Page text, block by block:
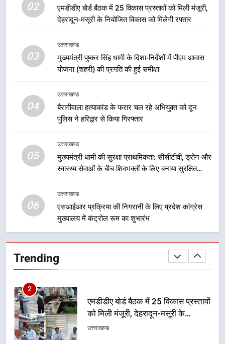
02
एमडीडीए बोर्ड बैठक में 25 विकास प्रस्तावों को मिली मंजूरी,
देहरादून-मसूरी के नियोजित विकास को मिलेगी रफ्तार
03
उत्तराखण्ड
मुख्यमंत्री पुष्कर सिंह धामी के दिशा-निर्देशों में पीएम आवास
योजना (शहरी) की प्रगति की हुई समीक्षा
04
उत्तराखण्ड
बैरागीवाला हत्याकांड के फरार चल रहे अभियुक्त को दून
पुलिस ने हरिद्वार से किया गिरफ्तार
05
उत्तराखण्ड
मुख्यमंत्री धामी की सुरक्षा प्राथमिकता: सीसीटीवी, ड्रोन और
स्वास्थ्य सेवाओं के बीच शिवभक्तों के लिए बनाया सुरक्षित
06
उत्तराखण्ड
एसआईआर प्रक्रिया की निगरानी के लिए प्रदेश कांग्रेस
मुख्यालय में कंट्रोल रूम का शुभारंभ
Trending
का शुभारंभ
उत्तराखण्ड
सड़क सुरक्षा पर डीएम का सख्त एक्शन,
ब्लैक स्पॉट होंगे सुरक्षित, हर माह होगी
8
महाराज की राजस्थान के मुख्यमंत्री से
अलर्ट पर रहने के निर्देश
उत्तराखण्ड
2
एमडीडीए बोर्ड बैठक में 25 विकास प्रस्तावों
को मिली मंजूरी, देहरादून-मसूरी के
3
मुख्यमंत्री पुष्कर सिंह धामी के दिशा-निर्देशों
में पीएम आवास योजना (शहरी) की प्रगति